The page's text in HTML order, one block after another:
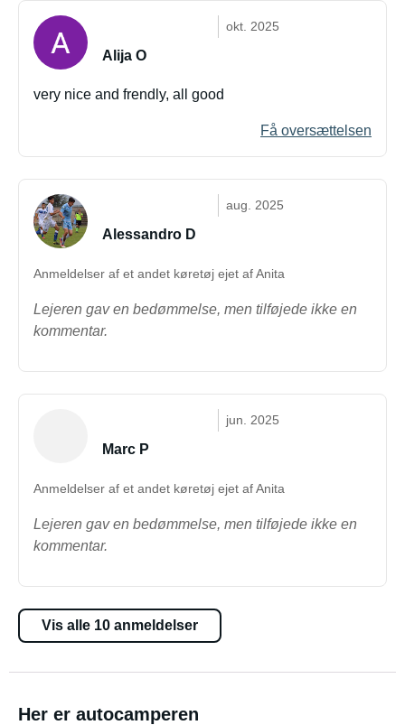
okt. 2025
Alija O
very nice and frendly, all good
Få oversættelsen
aug. 2025
Alessandro D
Anmeldelser af et andet køretøj ejet af Anita
Lejeren gav en bedømmelse, men tilføjede ikke en
kommentar.
jun. 2025
Marc P
Anmeldelser af et andet køretøj ejet af Anita
Lejeren gav en bedømmelse, men tilføjede ikke en
kommentar.
Vis alle 10 anmeldelser
Her er autocamperen